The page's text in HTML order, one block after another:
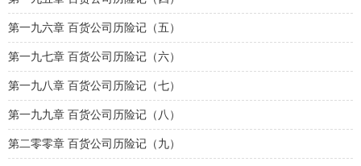
第一九六章 百货公司历险记（五）
第一九七章 百货公司历险记（六）
第一九八章 百货公司历险记（七）
第一九九章 百货公司历险记（八）
第二零零章 百货公司历险记（九）